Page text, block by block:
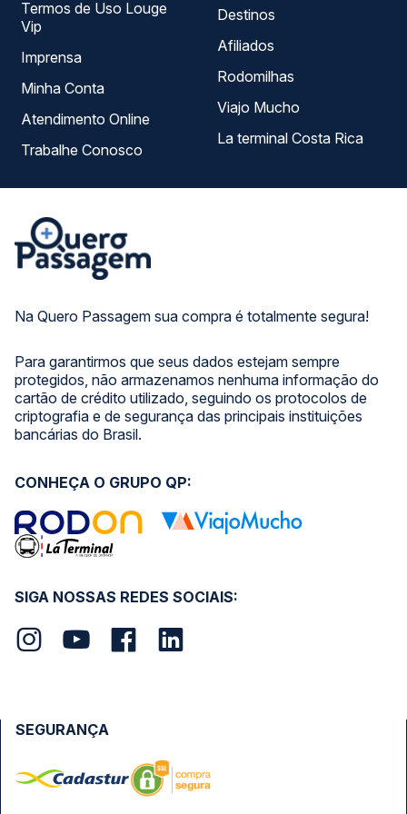
Na Quero Passagem sua compra é totalmente segura!
Para garantirmos que seus dados estejam sempre
protegidos, não armazenamos nenhuma informação do
cartão de crédito utilizado, seguindo os protocolos de
criptografia e de segurança das principais instituições
bancárias do Brasil.
Termos de Uso Louge
Vip
Imprensa
Minha Conta
Atendimento Online
Trabalhe Conosco
Destinos
Afiliados
Rodomilhas
Viajo Mucho
La terminal Costa Rica
SIGA NOSSAS REDES SOCIAIS:
CONHEÇA O GRUPO QP:
SEGURANÇA